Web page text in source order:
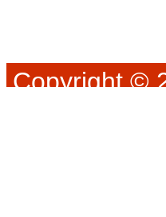
Copyright ©